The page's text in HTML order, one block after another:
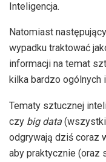
Inteligencja.
Natomiast
wypadku traktować
informacji na temat
kilka bardzo ogólnych
Tematy sztucznej
czy big data
odgrywają dziś coraz
aby praktycznie (oraz